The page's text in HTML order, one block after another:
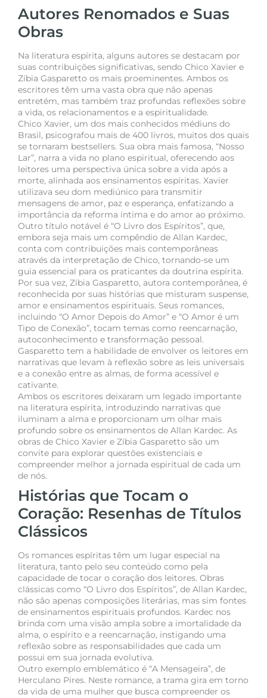
Autores Renomados e Suas
Obras
Na literatura espírita, alguns autores se destacam por
suas contribuições significativas, sendo Chico Xavier e
Zíbia Gasparetto os mais proeminentes. Ambos os
escritores têm uma vasta obra que não apenas
entretém, mas também traz profundas reflexões sobre
a vida, os relacionamentos e a espiritualidade.
Chico Xavier, um dos mais conhecidos médiuns do
Brasil, psicografou mais de 400 livros, muitos dos quais
se tornaram bestsellers. Sua obra mais famosa, “Nosso
Lar”, narra a vida no plano espiritual, oferecendo aos
leitores uma perspectiva única sobre a vida após a
morte, alinhada aos ensinamentos espíritas. Xavier
utilizava seu dom mediúnico para transmitir
mensagens de amor, paz e esperança, enfatizando a
importância da reforma íntima e do amor ao próximo.
Outro título notável é “O Livro dos Espíritos”, que,
embora seja mais um compêndio de Allan Kardec,
conta com contribuições mais contemporâneas
através da interpretação de Chico, tornando-se um
guia essencial para os praticantes da doutrina espírita.
Por sua vez, Zíbia Gasparetto, autora contemporânea, é
reconhecida por suas histórias que misturam suspense,
amor e ensinamentos espirituais. Seus romances,
incluindo “O Amor Depois do Amor” e “O Amor é um
Tipo de Conexão”, tocam temas como reencarnação,
autoconhecimento e transformação pessoal.
Gasparetto tem a habilidade de envolver os leitores em
narrativas que levam à reflexão sobre as leis universais
e a conexão entre as almas, de forma acessível e
cativante.
Ambos os escritores deixaram um legado importante
na literatura espírita, introduzindo narrativas que
iluminam a alma e proporcionam um olhar mais
profundo sobre os ensinamentos de Allan Kardec. As
obras de Chico Xavier e Zíbia Gasparetto são um
convite para explorar questões existenciais e
compreender melhor a jornada espiritual de cada um
de nós.
Histórias que Tocam o
Coração: Resenhas de Títulos
Clássicos
Os romances espíritas têm um lugar especial na
literatura, tanto pelo seu conteúdo como pela
capacidade de tocar o coração dos leitores. Obras
clássicas como “O Livro dos Espíritos”, de Allan Kardec,
não são apenas composições literárias, mas sim fontes
de ensinamentos espirituais profundos. Kardec nos
brinda com uma visão ampla sobre a imortalidade da
alma, o espírito e a reencarnação, instigando uma
reflexão sobre as responsabilidades que cada um
possui em sua jornada evolutiva.
Outro exemplo emblemático é “A Mensageira”, de
Herculano Pires. Neste romance, a trama gira em torno
da vida de uma mulher que busca compreender os